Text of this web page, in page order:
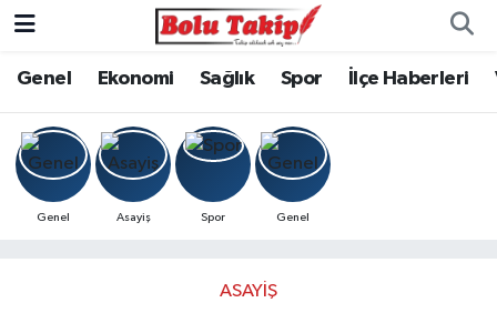
Genel Ekonomi Sağlık Spor İlçe Haberleri
Genel Asayiş Spor Genel
ASAYIŞ